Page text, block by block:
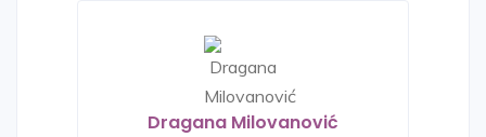
Dragana Milovanović